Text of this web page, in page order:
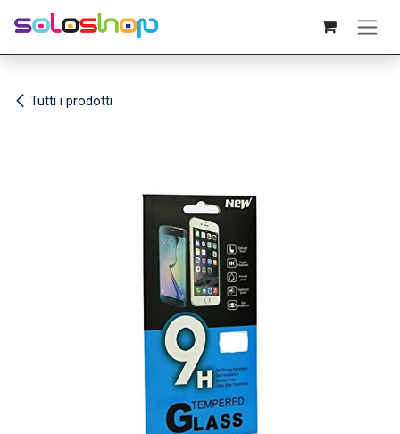
Passa al contenuto
Tutti i prodotti